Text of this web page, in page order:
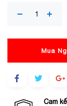
Mua
Cam